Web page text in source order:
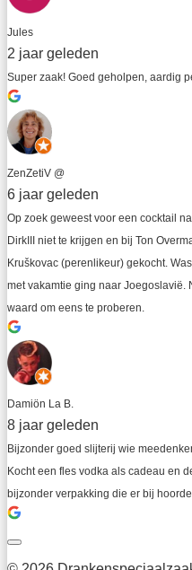
Jules
2 jaar geleden
Super zaak! Goed geholpen, aardig
ZenZetiV @
6 jaar geleden
Op zoek geweest voor een cocktail
DirkIII niet te krijgen en bij Ton
Kruškovac (perenlikeur) gekocht.
met vakamtie ging naar Joegoslavië.
waard om eens te proberen.
Damiön La B.
8 jaar geleden
Bijzonder goed slijterij wie
Kocht een fles vodka als cadeau en
bijzonder verpakking die er bij